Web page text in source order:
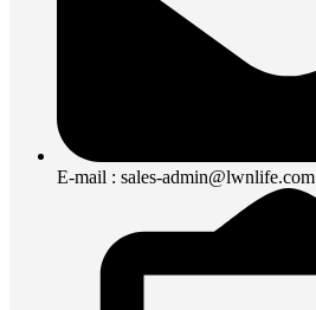
E-mail : sales-admin@lwnlife.com